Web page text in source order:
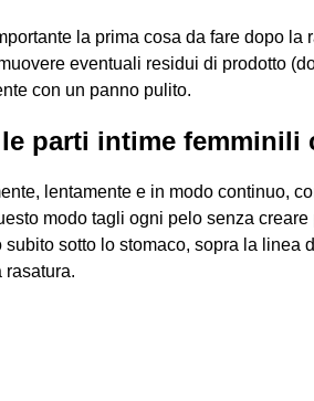
la prima cosa da fare dopo la
eventuali residui di prodotto
con un panno pulito.
parti intime femminili
lentamente e in modo continuo,
modo tagli ogni pelo senza
subito sotto lo stomaco, sopra la linea
rasatura.